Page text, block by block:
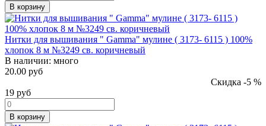
В корзину
Нитки для вышивания " Gamma" мулине ( 3173- 6115 ) 100%
хлопок 8 м №3249 св. коричневый
В наличии: много
20.00 руб
Скидка -5 %
19 руб
В корзину